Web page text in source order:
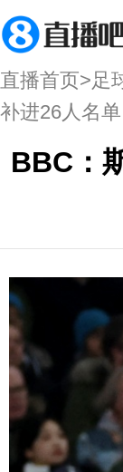
直播首页>足
补进26人名单
BBC：